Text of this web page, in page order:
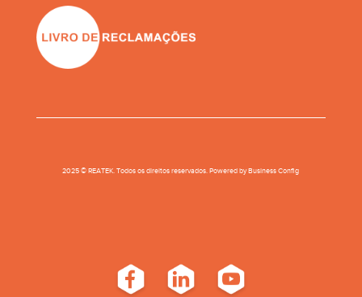
2025 © REATEK. Todos os direitos reservados. Powered byBusiness Conﬁg